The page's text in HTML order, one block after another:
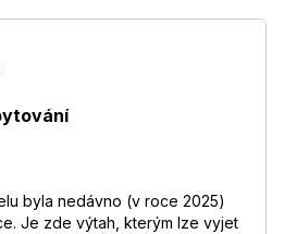
byla nedávno (v roce 2025)
Je zde výtah, kterým lze vyjet